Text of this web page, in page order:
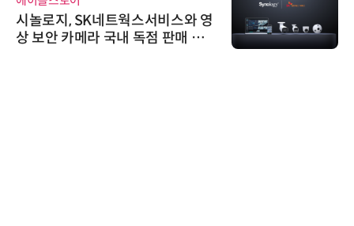
시놀로지, SK네트웍스서비스와 영
상 보안 카메라 국내 독점 판매 파